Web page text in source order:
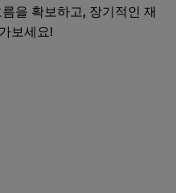
을 확보하고, 장기적인 재
보세요!